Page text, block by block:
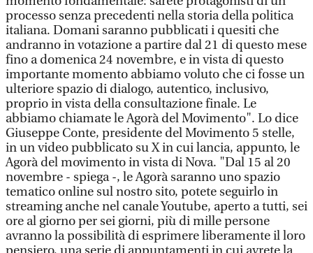
processo senza precedenti nella storia della politica
italiana. Domani saranno pubblicati i quesiti che
andranno in votazione a partire dal 21 di questo mese
fino a domenica 24 novembre, e in vista di questo
importante momento abbiamo voluto che ci fosse un
ulteriore spazio di dialogo, autentico, inclusivo,
proprio in vista della consultazione finale. Le
abbiamo chiamate le Agorà del Movimento". Lo dice
Giuseppe Conte, presidente del Movimento 5 stelle,
in un video pubblicato su X in cui lancia, appunto, le
Agorà del movimento in vista di Nova. "Dal 15 al 20
novembre - spiega -, le Agorà saranno uno spazio
tematico online sul nostro sito, potete seguirlo in
streaming anche nel canale Youtube, aperto a tutti, sei
ore al giorno per sei giorni, più di mille persone
avranno la possibilità di esprimere liberamente il loro